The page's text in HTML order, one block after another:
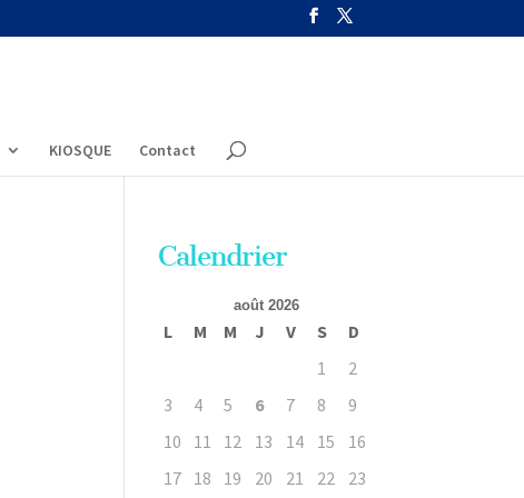
KIOSQUE Contact
Calendrier
août 2026
L M M J V S
D
1
2
3
4 5 6 7 8
9
10
11 12 13 14 15
16
17 18 19 20 21 22
23